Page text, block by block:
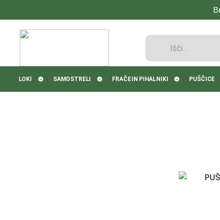
Products
LOKI SAMOSTRELI FRAČE IN PIHALNIKI PUŠČICE